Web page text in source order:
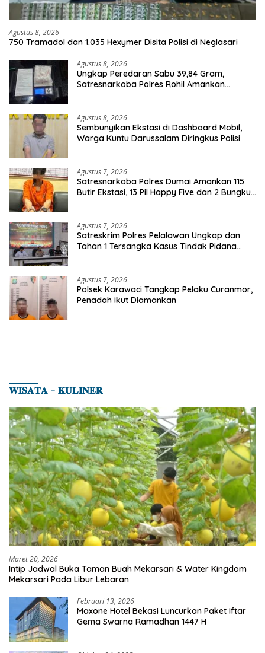
Agustus 8, 2026
750 Tramadol dan 1.035 Hexymer Disita Polisi di Neglasari
Agustus 8, 2026
Ungkap Peredaran Sabu 39,84 Gram,
Satresnarkoba Polres Rohil Amankan
Agustus 8, 2026
Sembunyikan Ekstasi di Dashboard Mobil,
Warga Kuntu Darussalam Diringkus Polisi
Agustus 7, 2026
Satresnarkoba Polres Dumai Amankan 115
Butir Ekstasi, 13 Pil Happy Five dan 2 Bungkus
Agustus 7, 2026
Satreskrim Polres Pelalawan Ungkap dan
Tahan 1 Tersangka Kasus Tindak Pidana
Agustus 7, 2026
Polsek Karawaci Tangkap Pelaku Curanmor,
Penadah Ikut Diamankan
𝐖𝐈𝐒𝐀𝐓𝐀 – 𝐊𝐔𝐋𝐈𝐍𝐄𝐑
Maret 20, 2026
Intip Jadwal Buka Taman Buah Mekarsari & Water Kingdom
Mekarsari Pada Libur Lebaran
Februari 13, 2026
Maxone Hotel Bekasi Luncurkan Paket Iftar
Gema Swarna Ramadhan 1447 H